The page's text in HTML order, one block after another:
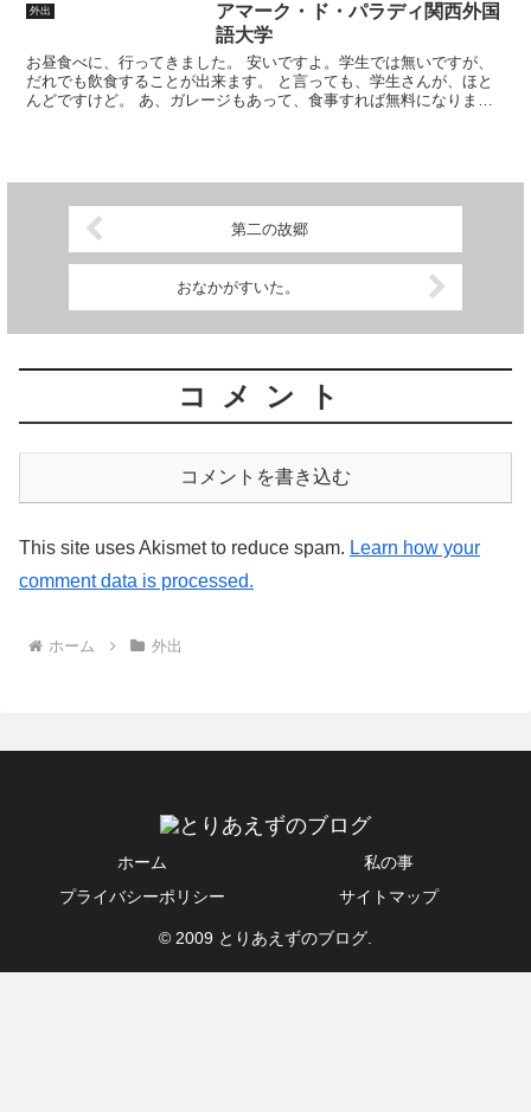
外出
アマーク・ド・パラディ関西外国
語大学
お昼食べに、行ってきました。 安いですよ。学生では無いですが、
だれでも飲食することが出来ます。 と言っても、学生さんが、ほと
んどですけど。 あ、ガレージもあって、食事すれば無料になりま
第二の故郷
おなかがすいた。
コメント
コメントを書き込む
This site uses Akismet to reduce spam. Learn how your
comment data is processed.
ホーム 外出
ホーム
私の事
プライバシーポリシー
サイトマップ
© 2009 とりあえずのブログ.